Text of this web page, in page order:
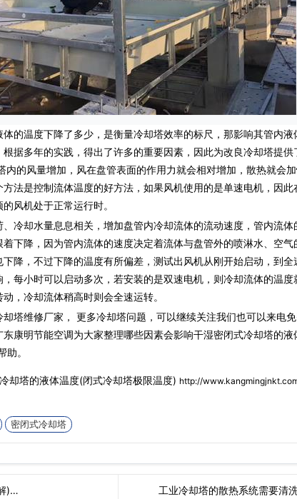
温度下降了多少，是衡量冷却塔效率的标尺，那影响其管内液
据多年的实践，得出了许多的重要因素，因此为改良冷却塔提
内的风量增加，风在盘管表面的作用力就会相对增加，散热就会
法是控制流体温度的好方法，如果风机使用的是单速电机，因此
风机处于正常运行时。
却水量息息相关，增加盘管内冷却流体的流动速度，管内流体
下降，因为管内流体的速度决定着流体与盘管外的喷淋水、空
降，不过下降的温度有所偏差，测试出风机从刚开始启动，到全
每小时可以启动多次，若安装的是双速电机，则冷却流体的温
，冷却流体稍高时则会全速运转。
塔维修厂家， 更多冷却塔问题，可以继续关注我们也可以来电
东康明节能空调为大家整理哪些因素会影响干湿密闭式冷却塔的
。
却塔的液体温度(闭式冷却塔极限温度) http://
密闭式冷却塔
)… 工业冷却塔的散热系统需要清